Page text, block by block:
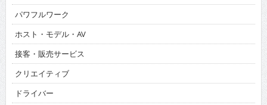
パワフルワーク
ホスト・モデル・AV
接客・販売サービス
クリエイティブ
ドライバー